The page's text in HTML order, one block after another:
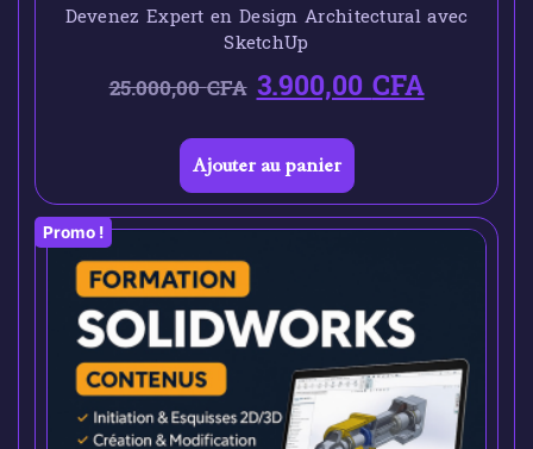
Devenez Expert en Design Architectural avec
SketchUp
25.000,00CFA 3.900,00CFA
Ajouter au panier
Promo !